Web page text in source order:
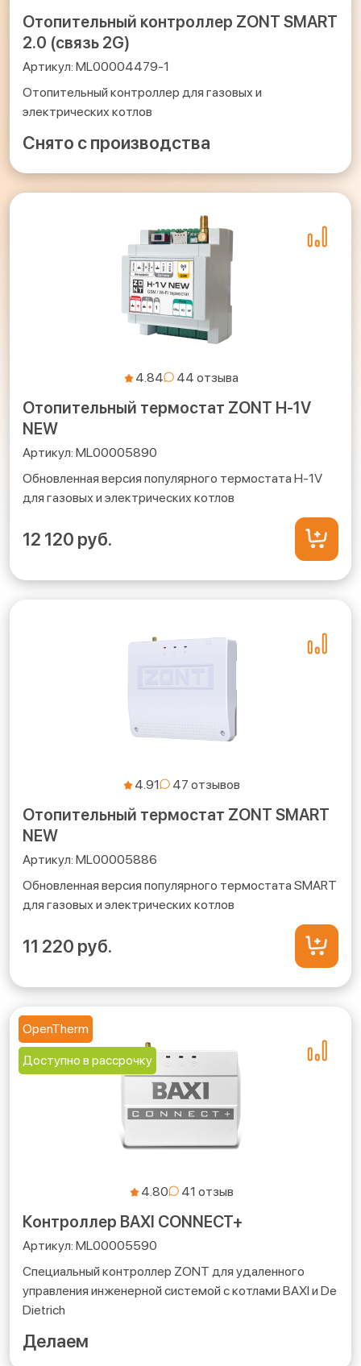
Отопительный контроллер ZONT SMART
2.0 (связь 2G)
ML00004479-1
Отопительный контроллер для газовых и
электрических котлов
Снято с производства
4.84
Отопительный термостат ZONT H-1V
NEW
ML00005890
Обновленная версия популярного термостата H-1V
для газовых и электрических котлов
12 120 руб.
4.91
Отопительный термостат ZONT SMART
NEW
ML00005886
Обновленная версия популярного термостата SMART
для газовых и электрических котлов
11 220 руб.
OpenTherm
Доступно в рассрочку
4.80
Контроллер BAXI CONNECT+
ML00005590
Специальный контроллер ZONT для удаленного
управления инженерной системой с котлами BAXI и De
Dietrich
Делаем